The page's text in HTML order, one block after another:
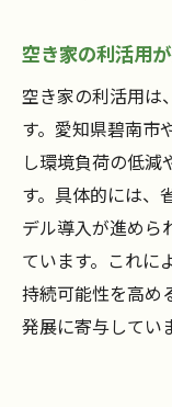
空き家の利活用
空き家の利活用は
す。愛知県碧南市
し環境負荷の低減
す。具体的には、
デル導入が進めら
ています。これに
持続可能性を高め
発展に寄与してい